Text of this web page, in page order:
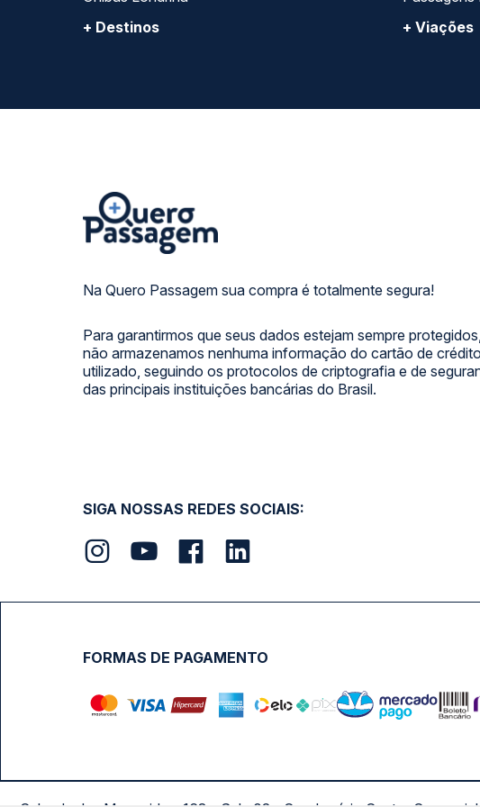
+ Destinos
+ Viações
Na Quero Passagem sua compra é totalmente segura!
Para garantirmos que seus dados estejam sempre protegidos,
não armazenamos nenhuma informação do cartão de crédito
utilizado, seguindo os protocolos de criptografia e de
das principais instituições bancárias do Brasil.
SIGA NOSSAS REDES SOCIAIS:
FORMAS DE PAGAMENTO